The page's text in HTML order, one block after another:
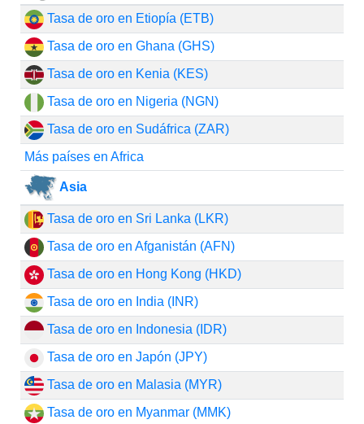
Tasa de oro en Etiopía (ETB)
Tasa de oro en Ghana (GHS)
Tasa de oro en Kenia (KES)
Tasa de oro en Nigeria (NGN)
Tasa de oro en Sudáfrica (ZAR)
Más países en Africa
Asia
Tasa de oro en Sri Lanka (LKR)
Tasa de oro en Afganistán (AFN)
Tasa de oro en Hong Kong (HKD)
Tasa de oro en India (INR)
Tasa de oro en Indonesia (IDR)
Tasa de oro en Japón (JPY)
Tasa de oro en Malasia (MYR)
Tasa de oro en Myanmar (MMK)